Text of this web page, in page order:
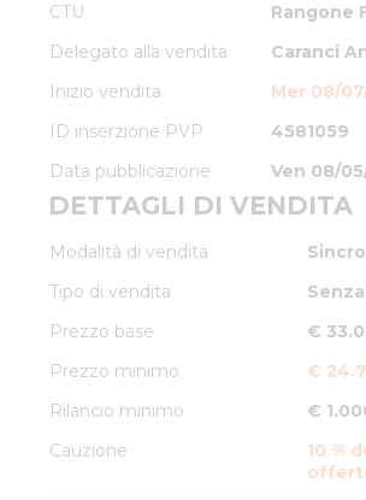
CTU
Rangone
Delegato alla vendita
Caranci
Inizio vendita
Mer 08/
ID inserzione PVP
4581059
Data pubblicazione
Ven 08/
DETTAGLI DI VENDITA
Modalità di vendita
Tipo di vendita
Prezzo base
€
Prezzo minimo
€
Rilancio minimo
€
Cauzione
10 %